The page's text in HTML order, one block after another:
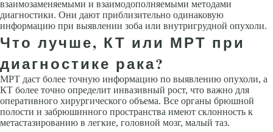
взаимозаменяемыми и взаимодополняемыми методами
диагностики. Они дают приблизительно одинаковую
информацию при выявлении зоба или внутригрудной опухоли.
Что лучше, КТ или МРТ при
диагностике рака?
МРТ даст более точную информацию по выявлению опухоли, а
КТ более точно определит инвазивный рост, что важно для
оперативного хирургического объема. Все органы брюшной
полости и забрюшинного пространства имеют склонность к
метастазированию в легкие, головной мозг, малый таз.